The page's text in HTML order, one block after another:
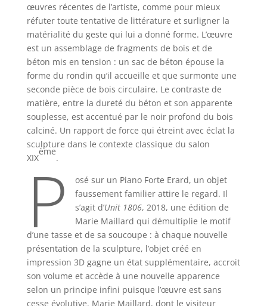
œuvres récentes de l’artiste, comme pour mieux
réfuter toute tentative de littérature et surligner la
matérialité du geste qui lui a donné forme. L’œuvre
est un assemblage de fragments de bois et de
béton mis en tension : un sac de béton épouse la
forme du rondin qu’il accueille et que surmonte une
seconde pièce de bois circulaire. Le contraste de
matière, entre la dureté du béton et son apparente
souplesse, est accentué par le noir profond du bois
calciné. Un rapport de force qui étreint avec éclat la
sculpture dans le contexte classique du salon
XIX
ème
.
P
osé sur un Piano Forte Erard, un objet
faussement familier attire le regard. Il
s’agit d’Unit 1806, 2018, une édition de
Marie Maillard qui démultiplie le motif
d’une tasse et de sa soucoupe : à chaque nouvelle
présentation de la sculpture, l’objet créé en
impression 3D gagne un état supplémentaire, accroit
son volume et accède à une nouvelle apparence
selon un principe infini puisque l’œuvre est sans
cesse évolutive. Marie Maillard, dont le visiteur